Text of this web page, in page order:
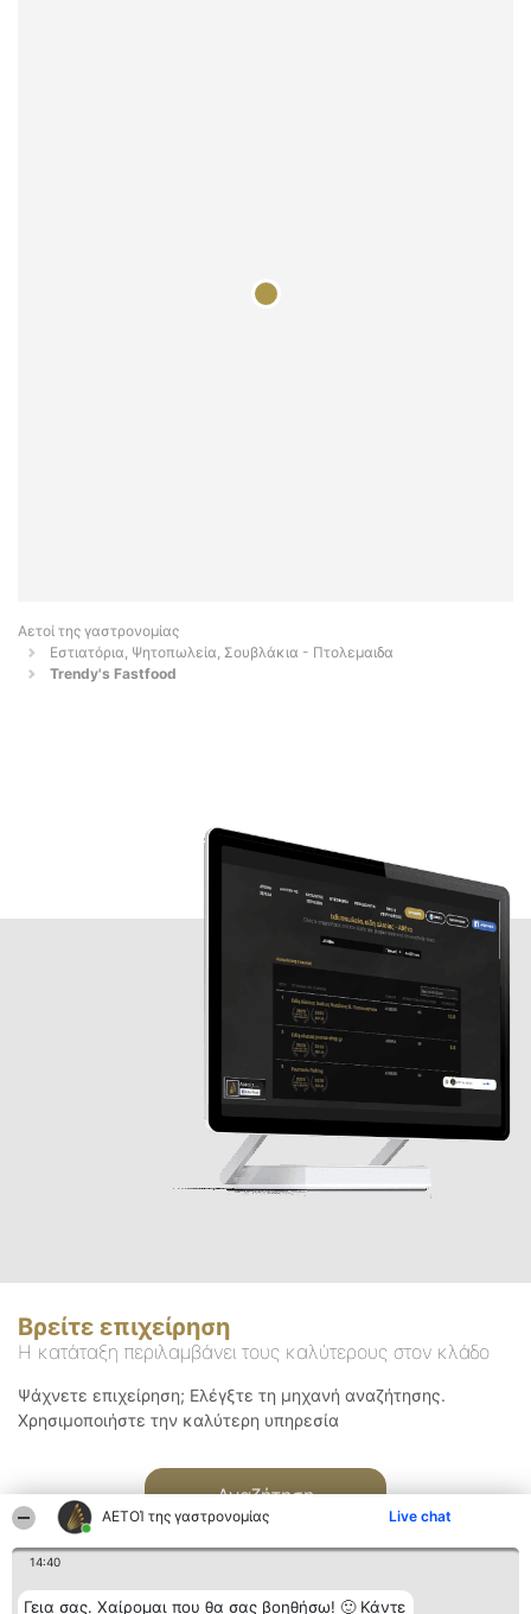
ΑΕΤΟΊ της γαστρονομίας Live chat
14:40
Γεια σας. Χαίρομαι που θα σας βοηθήσω! 🙂 Κάντε
Αετοί της γαστρονομίας
Εστιατόρια, Ψητοπωλεία, Σουβλάκια - Πτολεμαιδα
Trendy's Fastfood
Βρείτε επιχείρηση
Η κατάταξη περιλαμβάνει τους καλύτερους στον κλάδο
Ψάχνετε επιχείρηση; Ελέγξτε τη μηχανή αναζήτησης.
Χρησιμοποιήστε την καλύτερη υπηρεσία
Αναζήτηση